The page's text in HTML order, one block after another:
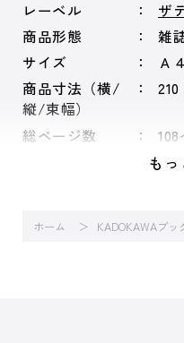
レーベル
ザ
商品形態
雑
サイズ
Ａ
商品寸法（横/
縦/束幅）
総ページ数
もっ
ホーム KADOKAWAブッ